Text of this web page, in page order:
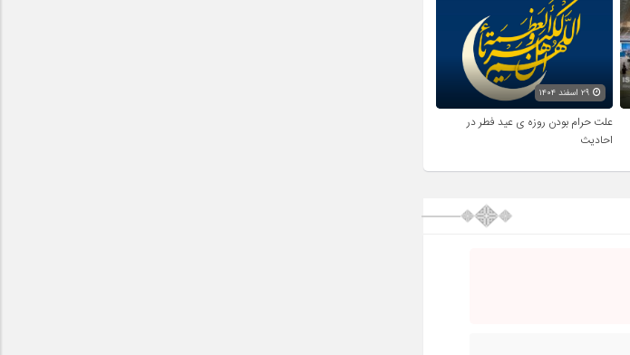
علت حرام بودن روزه ی عید فطر در
احادیث